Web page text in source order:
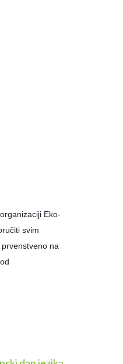
Eko-
svim
na